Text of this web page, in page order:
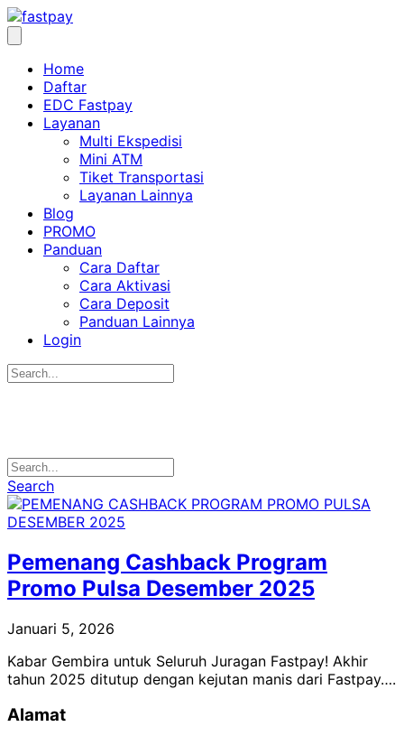
Home
Daftar
EDC Fastpay
Layanan
Multi Ekspedisi
Mini ATM
Tiket Transportasi
Layanan Lainnya
Blog
PROMO
Panduan
Cara Daftar
Cara Aktivasi
Cara Deposit
Panduan Lainnya
Login
Search
Pemenang Cashback Program
Promo Pulsa Desember 2025
Januari 5, 2026
Kabar Gembira untuk Seluruh Juragan Fastpay! Akhir
tahun 2025 ditutup dengan kejutan manis dari Fastpay….
Alamat